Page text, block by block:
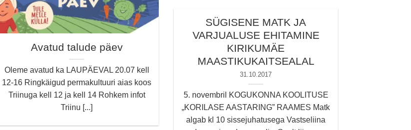
Avatud talude päev
Oleme avatud ka LAUPÄEVAL 20.07 kell
12-16 Ringkäigud permakultuuri aias koos
Triinuga kell 12 ja kell 14 Rohkem infot
Triinu [...]
SÜGISENE MATK JA
VARJUALUSE EHITAMINE
KIRIKUMÄE
MAASTIKUKAITSEALAL
31.10.2017
5. novembril KOGUKONNA KOOLITUSE
„KORILASE AASTARING” RAAMES Matk
algab kl 10 sissejuhatusega Vastseliina